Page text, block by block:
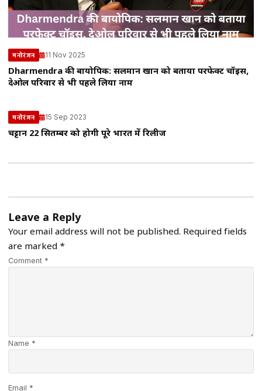
मनोरंजन 11 Nov 2025
Dharmendra की बायोपिक: सलमान खान को बताया परफेक्ट चॉइस,
देओल परिवार से भी पहले लिया नाम
मनोरंजन 15 Sep 2023
चट्टान 22 सितम्बर को होगी पूरे भारत में रिलीज
Leave a Reply
Your email address will not be published. Required fields
are marked *
Comment *
Name *
Email *